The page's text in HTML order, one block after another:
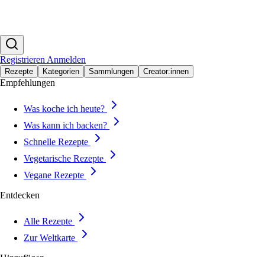
Registrieren Anmelden
Rezepte Kategorien Sammlungen Creator:innen
Empfehlungen
Was koche ich heute?
Was kann ich backen?
Schnelle Rezepte
Vegetarische Rezepte
Vegane Rezepte
Entdecken
Alle Rezepte
Zur Weltkarte